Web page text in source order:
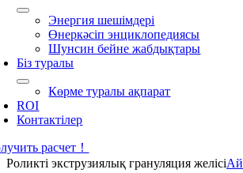
Энергия шешімдері
Өнеркәсіп энциклопедиясы
Шунсин бейне жабдықтары
Біз туралы
Көрме туралы ақпарат
ROI
Контактілер
расчет！
Роликті экструзиялық грануляция желісіАй